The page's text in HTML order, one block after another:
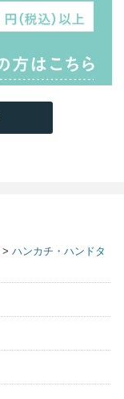
> ハンカチ・ハンドタ